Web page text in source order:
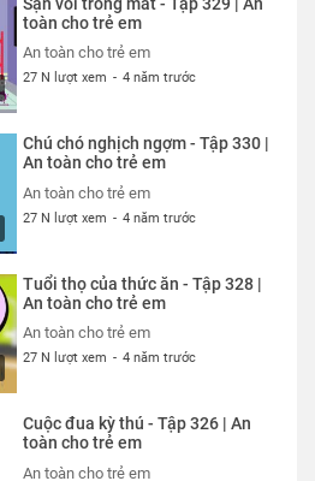
toàn cho trẻ em
An toàn cho trẻ em
27 N lượt xem - 4 năm trước
Chú chó nghịch ngợm - Tập 330 |
An toàn cho trẻ em
An toàn cho trẻ em
27 N lượt xem - 4 năm trước
Tuổi thọ của thức ăn - Tập 328 |
An toàn cho trẻ em
An toàn cho trẻ em
27 N lượt xem - 4 năm trước
Cuộc đua kỳ thú - Tập 326 | An
toàn cho trẻ em
An toàn cho trẻ em